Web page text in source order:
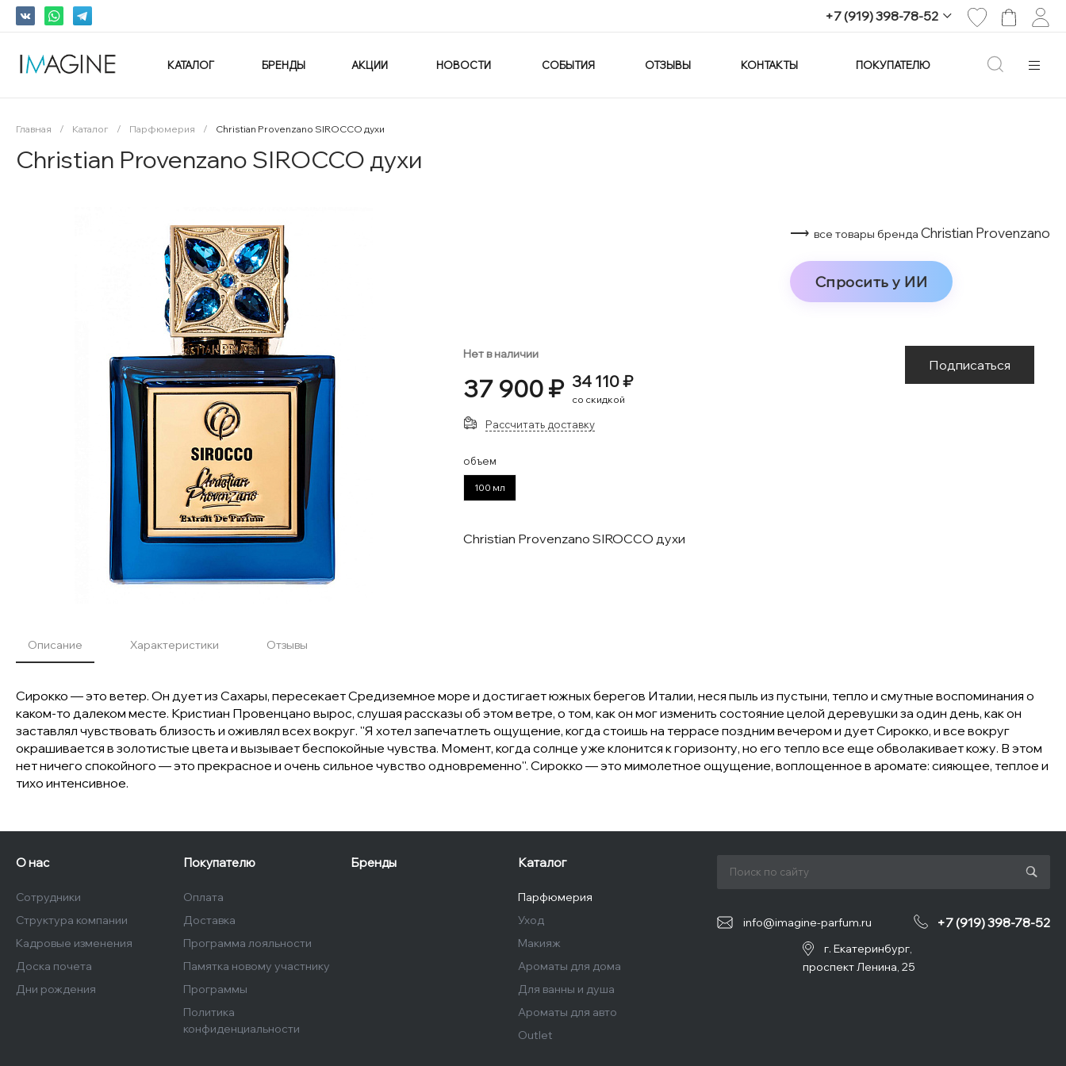
+7 (919) 398-78-52
+7 (919) 398-78-52
КАТАЛОГ БРЕНДЫ АКЦИИ НОВОСТИ СОБЫТИЯ ОТЗЫВЫ КОНТАКТЫ ПОКУПАТЕЛЮ
Главная / Каталог / Парфюмерия / Christian Provenzano SIROCCO духи
Christian Provenzano SIROCCO духи
⟶ все товары бренда Christian Provenzano
Спросить у ИИ
Нет в наличии
37 900 ₽ 34 110 ₽
со скидкой
Подписаться
Рассчитать доставку
объем
100 мл
Christian Provenzano SIROCCO духи
Описание Характеристики Отзывы
Сирокко — это ветер. Он дует из Сахары, пересекает Средиземное море и достигает южных берегов Италии, неся пыль из пустыни, тепло и смутные воспоминания о
каком-то далеком месте. Кристиан Провенцано вырос, слушая рассказы об этом ветре, о том, как он мог изменить состояние целой деревушки за один день, как он
заставлял чувствовать близость и оживлял всех вокруг. ''Я хотел запечатлеть ощущение, когда стоишь на террасе поздним вечером и дует Сирокко, и все вокруг
окрашивается в золотистые цвета и вызывает беспокойные чувства. Момент, когда солнце уже клонится к горизонту, но его тепло все еще обволакивает кожу. В этом
нет ничего спокойного — это прекрасное и очень сильное чувство одновременно''. Сирокко — это мимолетное ощущение, воплощенное в аромате: сияющее, теплое и
тихо интенсивное.
О нас
Сотрудники
Структура компании
Кадровые изменения
Доска почета
Дни рождения
Покупателю
Оплата
Доставка
Программа лояльности
Памятка новому участнику
Программы
Политика
конфиденциальности
Бренды Каталог
Парфюмерия
Уход
Макияж
Ароматы для дома
Для ванны и душа
Ароматы для авто
Outlet
info@imagine-parfum.ru +7 (919) 398-78-52
г. Екатеринбург,
проспект Ленина, 25